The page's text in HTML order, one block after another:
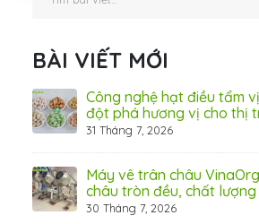
BÀI VIẾT MỚI
Công nghệ hạt điều tẩm
đột phá hương vị cho thị
31 Tháng 7, 2026
Máy vê trân châu
châu tròn đều, chất
30 Tháng 7, 2026